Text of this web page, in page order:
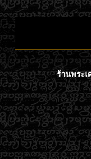
ร้านพระเ